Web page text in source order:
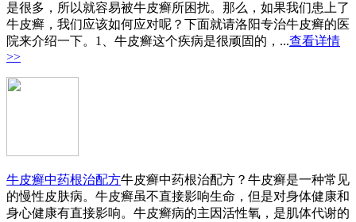
是很多，所以就容易被牛皮癣所困扰。那么，如果我们患上了
牛皮癣，我们应该如何应对呢？下面就请洛阳专治牛皮癣的医
院来介绍一下。1、牛皮癣这个疾病是很顽固的，...查看详情
>>
牛皮癣中药根治配方牛皮癣中药根治配方？牛皮癣是一种常见
的慢性皮肤病。牛皮癣虽不直接影响生命，但是对身体健康和
身心健康有直接影响。牛皮癣病的主因活性氧，是肌体代谢的